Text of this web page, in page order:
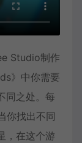
Studio制作
》中你需要
同之处。每
你找出不同
，在这个游